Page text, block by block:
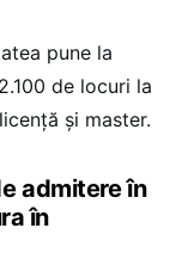
pune la
de locuri la
și master.
admitere în
în